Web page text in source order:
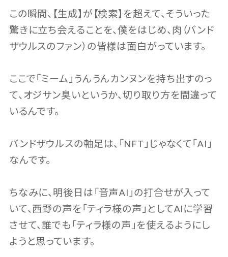
この瞬間、【生成】が【検索】を超えて、そういった
驚きに立ち会えることを、僕をはじめ、肉（バンド
ザウルスのファン）の皆様は面白がっています。
ここで「ミーム」うんうんカンヌンを持ち出すのっ
て、オジサン臭いというか、切り取り方を間違って
いるんです。
バンドザウルスの軸足は、「NFT」じゃなくて「AI」
なんです。
ちなみに、明後日は「音声AI」の打合せが入って
いて、西野の声を「ティラ様の声」としてAIに学習
させて、誰でも「ティラ様の声」を使えるようにし
ようと思っています。